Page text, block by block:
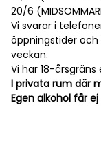
20/6
Vi svarar i
öppningstider
veckan.
Vi har 18-årsgräns
I privata rum där
Egen alkohol får